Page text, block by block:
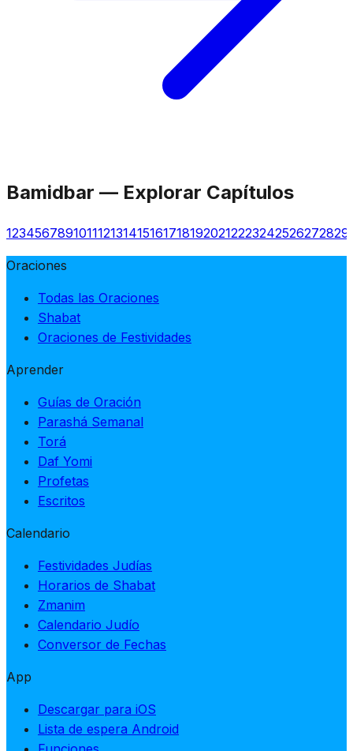
Bamidbar — Explorar Capítulos
1234567891011121314151617181920212223242526272829
Oraciones
Todas las Oraciones
Shabat
Oraciones de Festividades
Aprender
Guías de Oración
Parashá Semanal
Torá
Daf Yomi
Profetas
Escritos
Calendario
Festividades Judías
Horarios de Shabat
Zmanim
Calendario Judío
Conversor de Fechas
App
Descargar para iOS
Lista de espera Android